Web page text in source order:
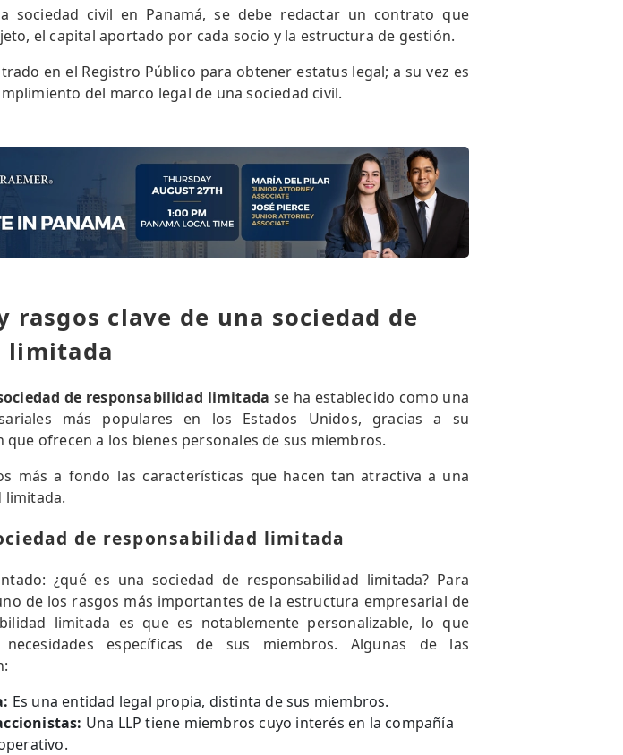
sociedad civil en Panamá, se debe redactar un contrato que
el capital aportado por cada socio y la estructura de gestión.
en el Registro Público para obtener estatus legal; a su vez es
del marco legal de una sociedad civil.
rasgos clave de una sociedad de
limitada
de responsabilidad limitada se ha establecido como una
más populares en los Estados Unidos, gracias a su
ofrecen a los bienes personales de sus miembros.
más a fondo las características que hacen tan atractiva a una
limitada.
de responsabilidad limitada
¿qué es una sociedad de responsabilidad limitada? Para
de los rasgos más importantes de la estructura empresarial de
limitada es que es notablemente personalizable, lo que
específicas de sus miembros. Algunas de las
Es una entidad legal propia, distinta de sus miembros.
Una LLP tiene miembros cuyo interés en la compañía